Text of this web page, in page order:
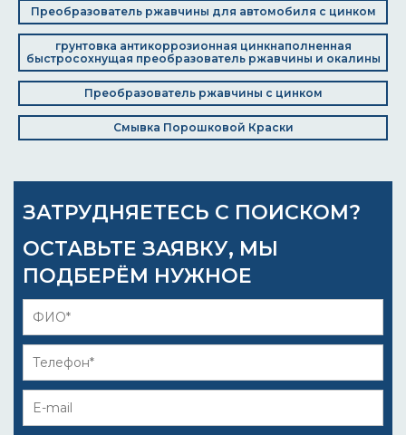
Преобразователь ржавчины для автомобиля с цинком
грунтовка антикоррозионная цинкнаполненная
быстросохнущая преобразователь ржавчины и окалины
Преобразователь ржавчины с цинком
Смывка Порошковой Краски
ЗАТРУДНЯЕТЕСЬ С ПОИСКОМ?
ОСТАВЬТЕ ЗАЯВКУ, МЫ
ПОДБЕРЁМ НУЖНОЕ